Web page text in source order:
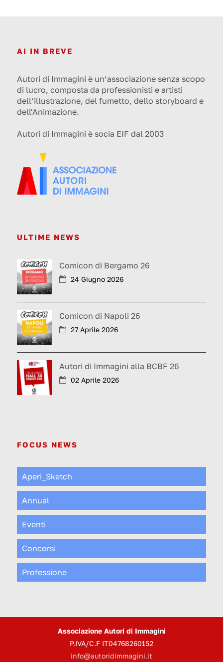
AI IN BREVE
Autori di Immagini è un’associazione senza scopo
di lucro, composta da professionisti e artisti
dell’illustrazione, del fumetto, dello storyboard e
dell'Animazione.
Autori di Immagini è socia EIF dal 2003
ULTIME NEWS
Comicon di Bergamo 26
24 Giugno 2026
Comicon di Napoli 26
27 Aprile 2026
Autori di Immagini alla BCBF 26
02 Aprile 2026
FOCUS NEWS
Aperi_Sketch
Annual
Eventi
Concorsi
Professione
Associazione Autori di Immagini
P.IVA/C.F IT04768260152
info@autoridimmagini.it